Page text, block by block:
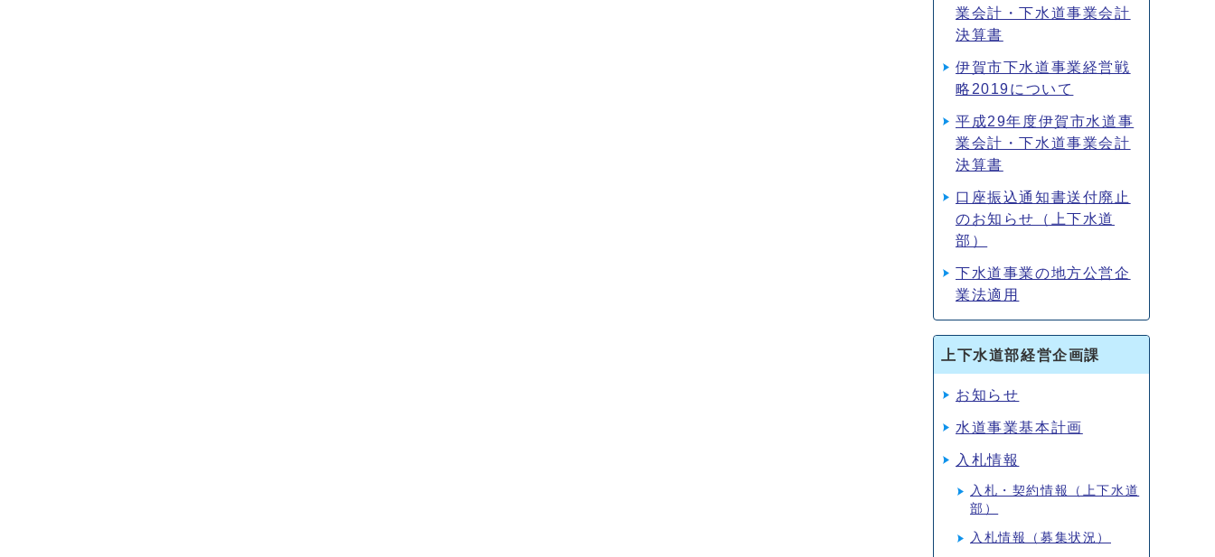
業会計・下水道事業会計
決算書
伊賀市下水道事業経営戦
略2019について
平成29年度伊賀市水道事
業会計・下水道事業会計
決算書
口座振込通知書送付廃止
のお知らせ（上下水道
部）
下水道事業の地方公営企
業法適用
上下水道部経営企画課
お知らせ
水道事業基本計画
入札情報
入札・契約情報（上下水道
部）
入札情報（募集状況）